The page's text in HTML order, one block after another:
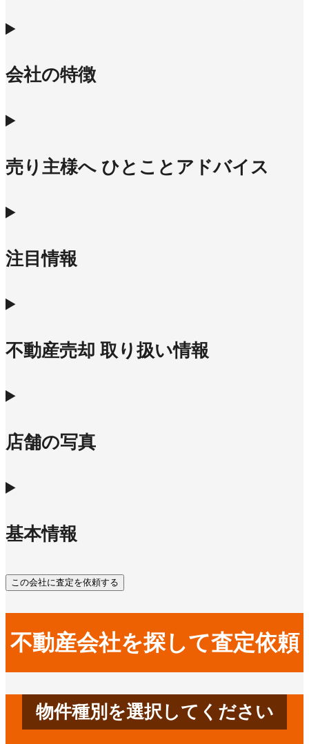
会社の特徴
売り主様へ ひとことアドバイス
注目情報
不動産売却 取り扱い情報
店舗の写真
基本情報
この会社に査定を依頼する
不動産会社を探して査定依頼
物件種別を選択してください